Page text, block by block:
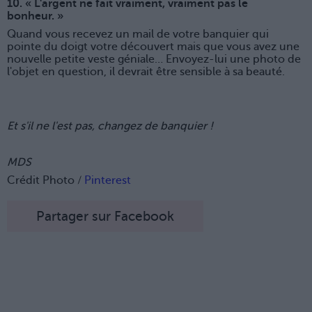
10. « L'argent ne fait vraiment, vraiment pas le
bonheur. »
Quand vous recevez un mail de votre banquier qui
pointe du doigt votre découvert mais que vous avez une
nouvelle petite veste géniale… Envoyez-lui une photo de
l'objet en question, il devrait être sensible à sa beauté.
Et s'il ne l'est pas, changez de banquier !
MDS
Crédit Photo / Pinterest
Partager sur Facebook